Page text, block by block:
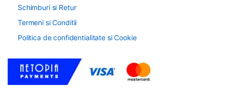
Schimburi si Retur
Termeni si Conditii
Politica de confidentialitate si Cookie